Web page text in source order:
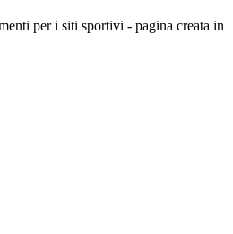
per i siti sportivi - pagina creata in